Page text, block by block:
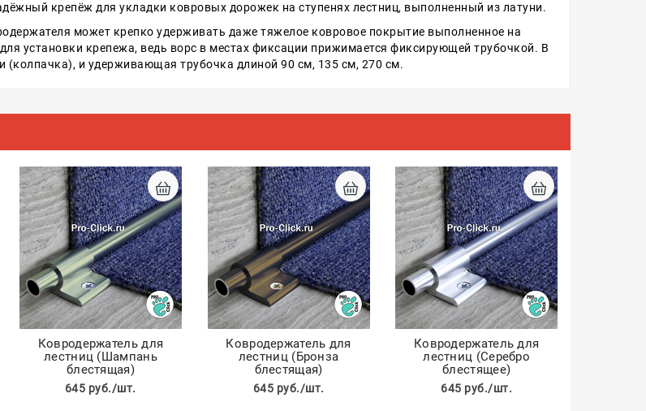
крепёж для укладки ковровых дорожек на ступенях лестниц, выполненный из латуни.
может крепко удерживать даже тяжелое ковровое покрытие выполненное на
установки крепежа, ведь ворс в местах фиксации прижимается фиксирующей трубочкой. В
(колпачка), и удерживающая трубочка длиной 90 см, 135 см, 270 см.
Ковродержатель для
лестниц (Шампань
блестящая)
645 руб./шт.
Ковродержатель для
лестниц (Бронза
блестящая)
645 руб./шт.
Ковродержатель для
лестниц (Серебро
блестящее)
645 руб./шт.